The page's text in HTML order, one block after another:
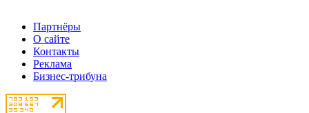
Партнёры
О сайте
Контакты
Реклама
Бизнес-трибуна